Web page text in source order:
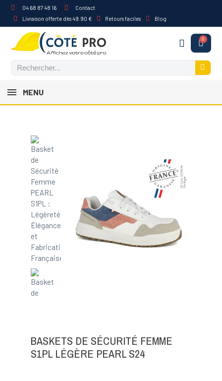
04 68 87 48 16
Contact
Livraison offerte dès 49.90 €
Retours faciles Blog
MENU
BASKETS DE SÉCURITÉ FEMME
S1PL LÉGÈRE PEARL S24